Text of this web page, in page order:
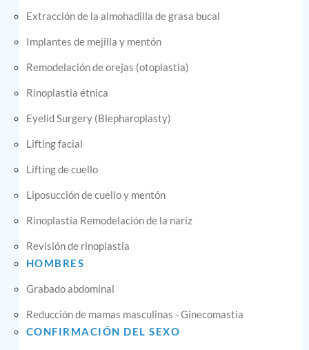
Extracción de la almohadilla de grasa bucal
Implantes de mejilla y mentón
Remodelación de orejas (otoplastia)
Rinoplastia étnica
Eyelid Surgery (Blepharoplasty)
Lifting facial
Lifting de cuello
Liposucción de cuello y mentón
Rinoplastia Remodelación de la nariz
Revisión de rinoplastia
HOMBRES
Grabado abdominal
Reducción de mamas masculinas - Ginecomastia
CONFIRMACIÓN DEL SEXO